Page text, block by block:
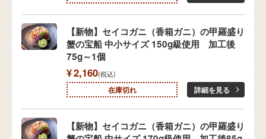
【新物】セイコガニ（香箱ガニ）の甲羅盛り
蟹の宝船 中小サイズ 150g級使用 加工後
75g～1個
¥2,160 税込
在庫切れ 詳細を見る
【新物】セイコガニ（香箱ガニ）の甲羅盛り